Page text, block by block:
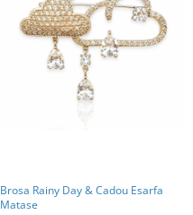
Brosa Rainy Day & Cadou Esarfa
Matase